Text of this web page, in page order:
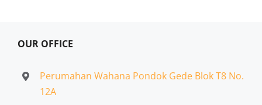
OUR OFFICE
Perumahan Wahana Pondok Gede Blok T8 No.
12A